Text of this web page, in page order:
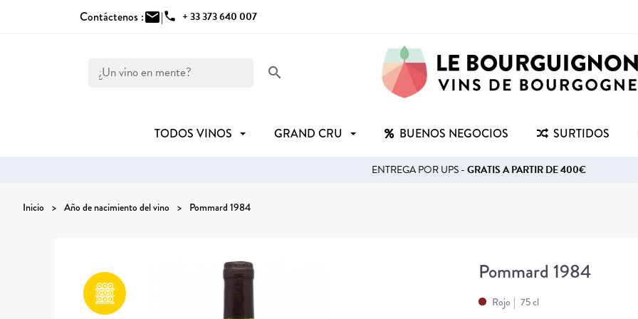
Contáctenos :mail|phone + 33 373 640 007
search
TODOS VINOS GRAND CRU BUENOS NEGOCIOS SURTIDOS
ENTREGA POR UPS -GRATIS A PARTIR DE 400€
Inicio Año de nacimiento del vino Pommard 1984
Pommard 1984
Rojo 75 cl